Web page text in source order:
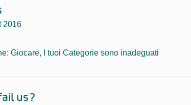
2016
Giocare, I tuoi Categorie sono inadeguati
us?